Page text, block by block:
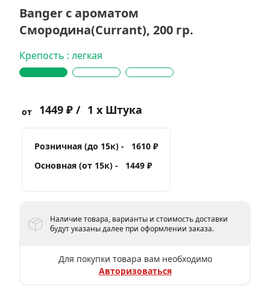
Banger с ароматом
Смородина(Currant), 200 гр.
Крепость : легкая
от 1449 ₽ / 1 x Штука
Розничная (до 15к) -
1610 ₽
Основная (от 15к) -
1449 ₽
Наличие товара, варианты и стоимость доставки
будут указаны далее при оформлении заказа.
Для покупки товара вам необходимо
Авторизоваться